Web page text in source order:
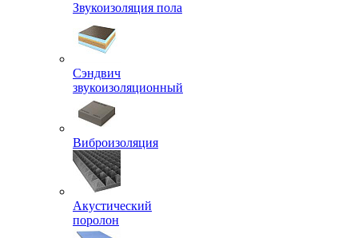
Звукоизоляция пола
Сэндвич
звукоизоляционный
Виброизоляция
Акустический
поролон